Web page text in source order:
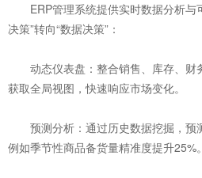
ERP管理系统提供实时数据分析与
决策”转向“数据决策”：
动态仪表盘：整合销售、库存、财
获取全局视图，快速响应市场变化。
预测分析：通过历史数据挖掘，预
例如季节性商品备货量精准度提升25%。